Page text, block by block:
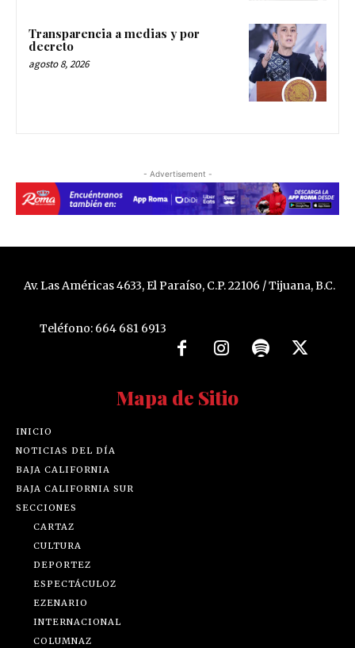
Transparencia a medias y por
decreto
agosto 8, 2026
- Advertisement -
Av. Las Américas 4633, El Paraíso, C.P. 22106 / Tijuana, B.C.
Teléfono: 664 681 6913
Mapa de Sitio
INICIO
NOTICIAS DEL DÍA
BAJA CALIFORNIA
BAJA CALIFORNIA SUR
SECCIONES
CARTAZ
CULTURA
DEPORTEZ
ESPECTÁCULOZ
EZENARIO
INTERNACIONAL
COLUMNAZ